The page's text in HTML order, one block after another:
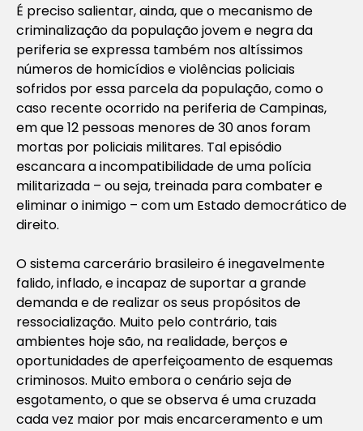
É preciso salientar, ainda, que o mecanismo de
criminalização da população jovem e negra da
periferia se expressa também nos altíssimos
números de homicídios e violências policiais
sofridos por essa parcela da população, como o
caso recente ocorrido na periferia de Campinas,
em que 12 pessoas menores de 30 anos foram
mortas por policiais militares. Tal episódio
escancara a incompatibilidade de uma polícia
militarizada – ou seja, treinada para combater e
eliminar o inimigo – com um Estado democrático de
direito.
O sistema carcerário brasileiro é inegavelmente
falido, inflado, e incapaz de suportar a grande
demanda e de realizar os seus propósitos de
ressocialização. Muito pelo contrário, tais
ambientes hoje são, na realidade, berços e
oportunidades de aperfeiçoamento de esquemas
criminosos. Muito embora o cenário seja de
esgotamento, o que se observa é uma cruzada
cada vez maior por mais encarceramento e um